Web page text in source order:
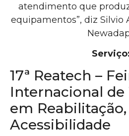
atendimento que
equipamentos”, diz Silvio
17ª Reatech –
Internacional de
em
Acessibilidade